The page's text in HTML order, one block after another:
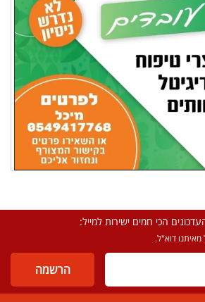
הכי חמים ישירות למייל:
דוא"ל.